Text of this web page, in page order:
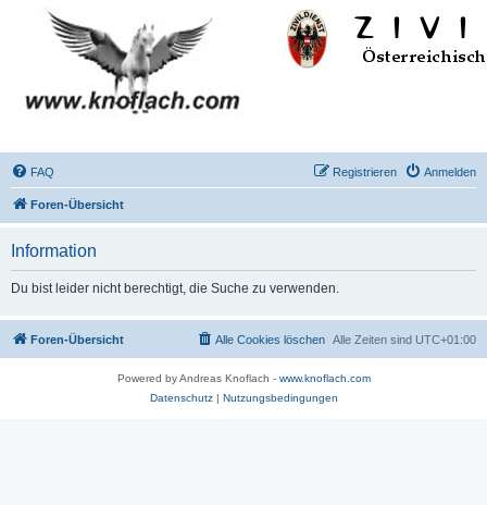
FAQ Anmelden
Registrieren
Foren-Übersicht
Information
Du bist leider nicht berechtigt, die Suche zu verwenden.
Foren-Übersicht Alle Zeiten sind UTC+01:00
Alle Cookies löschen
Powered by Andreas Knoflach - www.knoflach.com
Datenschutz| Nutzungsbedingungen